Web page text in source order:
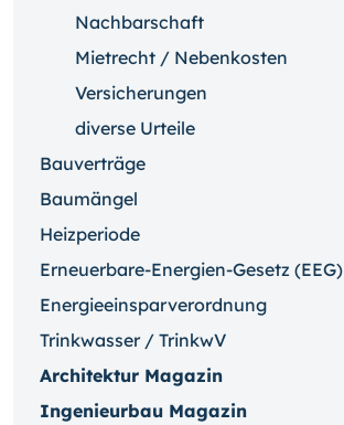
Nachbarschaft
Mietrecht / Nebenkosten
Versicherungen
diverse Urteile
Bauverträge
Baumängel
Heizperiode
Erneuerbare-Energien-Gesetz (EEG)
Energieeinsparverordnung
Trinkwasser / TrinkwV
Architektur Magazin
Ingenieurbau Magazin